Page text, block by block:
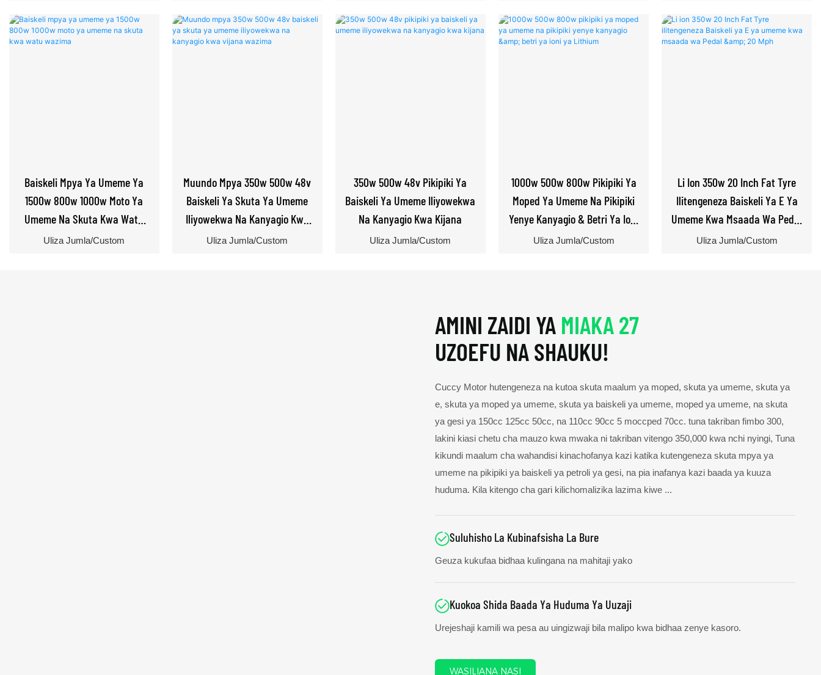
Baiskeli Mpya Ya Umeme Ya
1500w 800w 1000w Moto Ya
Umeme Na Skuta Kwa Watu
Wazima
Uliza Jumla/Custom
Muundo Mpya 350w 500w 48v
Baiskeli Ya Skuta Ya Umeme
Iliyowekwa Na Kanyagio Kwa
Vijana Wazima
Uliza Jumla/Custom
350w 500w 48v Pikipiki Ya
Baiskeli Ya Umeme Iliyowekwa
Na Kanyagio Kwa Kijana
Uliza Jumla/Custom
1000w 500w 800w Pikipiki Ya
Moped Ya Umeme Na Pikipiki
Yenye Kanyagio & Betri Ya Ioni
Ya Lithium
Uliza Jumla/Custom
Li Ion 350w 20 Inch Fat Tyre
Ilitengeneza Baiskeli Ya E Ya
Umeme Kwa Msaada Wa Pedal
& 20 Mph
Uliza Jumla/Custom
AMINI ZAIDI YA MIAKA 27
UZOEFU NA SHAUKU!
Cuccy Motor hutengeneza na kutoa skuta maalum ya moped, skuta ya umeme, skuta ya
e, skuta ya moped ya umeme, skuta ya baiskeli ya umeme, moped ya umeme, na skuta
ya gesi ya 150cc 125cc 50cc, na 110cc 90cc 5 moccped 70cc. tuna takriban fimbo 300,
lakini kiasi chetu cha mauzo kwa mwaka ni takriban vitengo 350,000 kwa nchi nyingi, Tuna
kikundi maalum cha wahandisi kinachofanya kazi katika kutengeneza skuta mpya ya
umeme na pikipiki ya baiskeli ya petroli ya gesi, na pia inafanya kazi baada ya kuuza
huduma. Kila kitengo cha gari kilichomalizika lazima kiwe ...
Suluhisho La Kubinafsisha La Bure
Geuza kukufaa bidhaa kulingana na mahitaji yako
Kuokoa Shida Baada Ya Huduma Ya Uuzaji
Urejeshaji kamili wa pesa au uingizwaji bila malipo kwa bidhaa zenye kasoro.
WASILIANA NASI